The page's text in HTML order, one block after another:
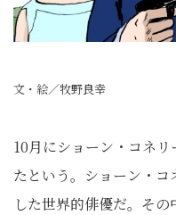
文・絵／牧野良幸
10月にショーン・コネ
たという。ショーン・
した世界的俳優だ。そ